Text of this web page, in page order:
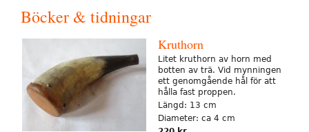
Böcker & tidningar
Kruthorn
Litet kruthorn av horn med
botten av trä. Vid mynningen
ett genomgående hål för att
hålla fast proppen.
Längd: 13 cm
Diameter: ca 4 cm